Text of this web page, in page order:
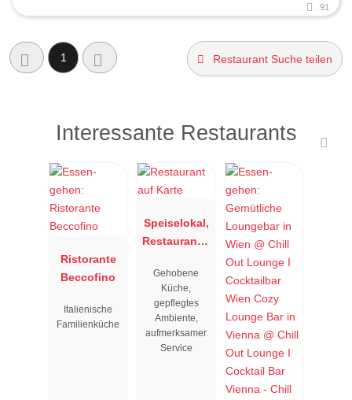
91
1 Restaurant Suche teilen
Interessante Restaurants
Ristorante
Beccofino
Italienische
Familienküche
Speiselokal,
Restaurant "
"
Gehobene
Küche,
gepflegtes
Ambiente,
aufmerksamer
Service